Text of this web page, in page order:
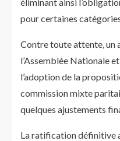
pour certaines catégories
Contre toute attente, un
l’Assemblée Nationale
l’adoption de la
commission mixte
quelques ajustements
La ratification définitive